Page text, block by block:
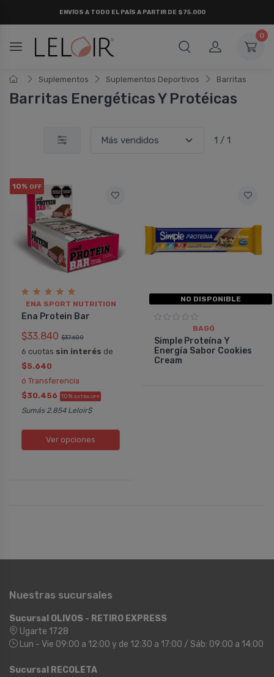
ENVÍOS A TODO EL PAÍS A PARTIR DE $75.000
0
Suplementos Suplementos Deportivos Barritas
Barritas Energéticas Y Protéicas
1 / 1
10% OFF
ENA SPORT NUTRITION
Ena Protein Bar
$33.840 $37.600
6 cuotas sin interés de
$5.640
ó Transferencia
$30.456 10% EXTRA OFF
Sumás 2.854 Leloir$
Ver opciones
NO DISPONIBLE
BAGÓ
Simple Proteí­na Y
Energí­a Sabor Cookies
Cream
Nuestras sucursales
Sucursal OLIVOS - RETIRO EXPRESS
Ugarte 1728
Lun - Vie 09:00 a 12:00 y de 12:30 a 17:00 / Sáb: 09:00 a 14:00
Sucursal RECOLETA